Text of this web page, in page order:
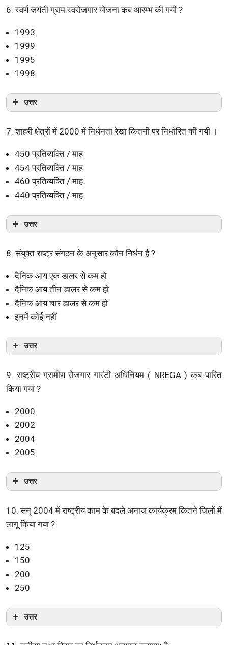
6. स्वर्ण जयंती ग्राम स्वरोजगार योजना कब आरम्भ की गयी ?
1993
1999
1995
1998
उत्तर
7. शाहरी क्षेत्रों में 2000 में निर्धनता रेखा कितनी पर निर्धारित की गयी ।
450 प्रतिव्यक्ति / माह
454 प्रतिव्यक्ति / माह
460 प्रतिव्यक्ति / माह
440 प्रतिव्यक्ति / माह
उत्तर
8. संयुक्त राष्ट्र संगठन के अनुसार कौन निर्धन है ?
दैनिक आय एक डालर से कम हो
दैनिक आय तीन डालर से कम हो
दैनिक आय चार डालर से कम हो
इनमें कोई नहीं
उत्तर
9. राष्ट्रीय ग्रामीण रोजगार गारंटी अधिनियम ( NREGA ) कब पारित
किया गया ?
2000
2002
2004
2005
उत्तर
10. सन् 2004 में राष्ट्रीय काम के बदले अनाज कार्यक्रम कितने जिलों में
लागू किया गया ?
125
150
200
250
उत्तर